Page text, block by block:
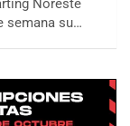
Noreste
semana su…